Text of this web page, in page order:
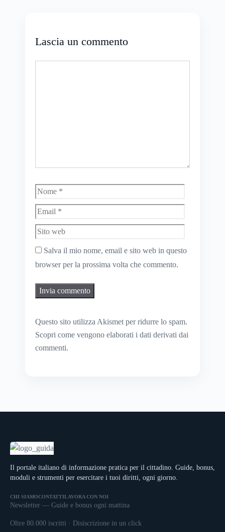
Lascia un commento
Nome
web
Salva il mio nome, email e sito web in questo
browser per la prossima volta che commento.
Questo sito utilizza Akismet per ridurre lo spam.
Scopri come vengono elaborati i dati derivati dai
commenti.
Il portale italiano di informazione pratica per il cittadino. Guide, bonus,
moduli e strumenti per esercitare i tuoi diritti, ogni giorno.
CHI SIAMOCONTATTI LAVORA CON NOI
Newsletter — Guide e bonus ogni mattina
Oltre 80.000 iscritti · Disiscrizione in un click